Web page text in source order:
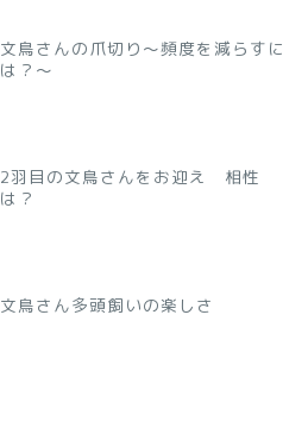
文鳥さんの爪切り～頻度を減らすに
は？～
2羽目の文鳥さんをお迎え 相性
は？
文鳥さん多頭飼いの楽しさ